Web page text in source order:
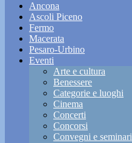
Ancona
Ascoli Piceno
Fermo
Macerata
Pesaro-Urbino
Eventi
Arte e cultura
Benessere
Categorie e luoghi
Cinema
Concerti
Concorsi
Convegni e seminari